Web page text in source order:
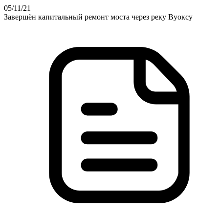
05/11/21
Завершён капитальный ремонт моста через реку Вуоксу